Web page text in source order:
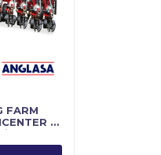
FARM
-
Center